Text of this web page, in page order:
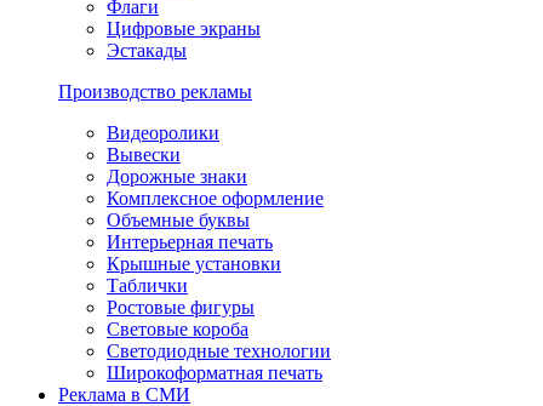
Флаги
Цифровые экраны
Эстакады
Производство рекламы
Видеоролики
Вывески
Дорожные знаки
Комплексное оформление
Объемные буквы
Интерьерная печать
Крышные установки
Таблички
Ростовые фигуры
Световые короба
Светодиодные технологии
Широкоформатная печать
Реклама в СМИ